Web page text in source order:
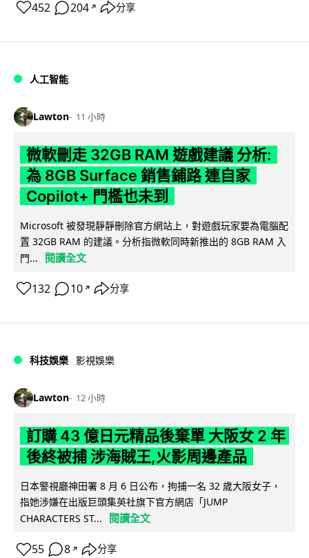
452 204 ↗ 分享
人工智能
Lawton 11 小時
微軟刪走 32GB RAM 遊戲建議 分析:
為 8GB Surface 銷售鋪路 連自家
Copilot+ 門檻也未到
Microsoft 被發現靜靜刪除官方網站上，對遊戲玩家要為電腦配
置 32GB RAM 的建議。分析指微軟同時新推出的 8GB RAM 入
門...
閱讀全文
132 10 ↗ 分享
科技娛樂 影視娛樂
Lawton 12 小時
訂購 43 億日元精品後棄單 大阪女 2 年
後終被捕 涉海賊王,火影周邊產品
日本警視廳神田署 8 月 6 日公布，拘捕一名 32 歲大阪女子，
指她涉嫌在出版巨頭集英社旗下官方網店「JUMP
CHARACTERS ST...
閱讀全文
55 8 ↗ 分享